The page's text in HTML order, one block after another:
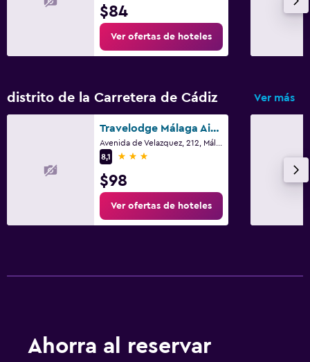
$84
Ver ofertas de hoteles
distrito de la Carretera de Cádiz Ver más
Travelodge Málaga Airport
8,1
3 estrellas
$98
Ver ofertas de hoteles
Ahorra al reservar